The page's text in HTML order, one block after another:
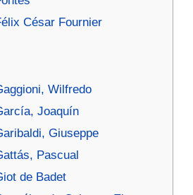
César Fournier
Wilfredo
Joaquín
Giuseppe
Pascual
de Badet